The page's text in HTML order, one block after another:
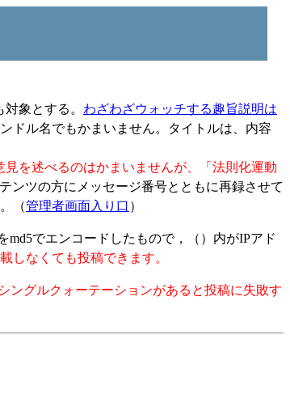
象とする。 わざわざウォッチする趣旨説明は
ドル名でもかまいません。タイトルは、内容
を述べるのはかまいませんが、「法則化運動
ンツの方にメッセージ番号とともに再録させて
。（管理者画面入り口 ）
でエンコードしたもので，（）内がIPアド
しなくても投稿できます。
ングルクォーテーションがあると投稿に失敗す